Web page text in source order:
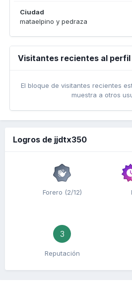
Ciudad
mataelpino y pedraza
Visitantes recientes al perfil
El bloque de visitantes recientes
muestra a otros
Logros de jjdtx350
Forero (2/12)
3
Reputación